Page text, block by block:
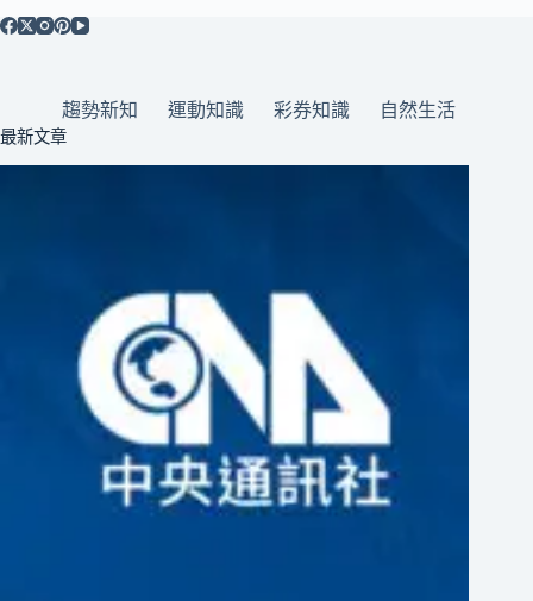
趨勢新知 運動知識 彩券知識 自然生活
最新文章